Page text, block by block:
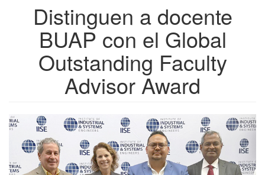
Distinguen a docente
BUAP con el Global
Outstanding Faculty
Advisor Award